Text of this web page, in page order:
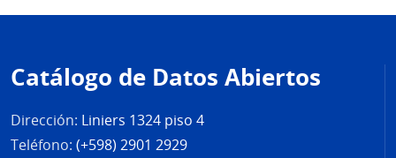
de
página
Catálogo de Datos Abiertos
Dirección: Liniers 1324 piso 4
Teléfono: (+598) 2901 2929